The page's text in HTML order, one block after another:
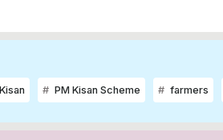
PM Kisan Scheme farmers